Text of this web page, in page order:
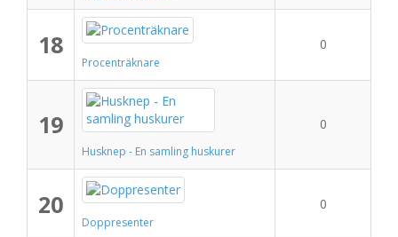
18
Procenträknare
0
19
Husknep - En samling huskurer
0
20
Doppresenter
0